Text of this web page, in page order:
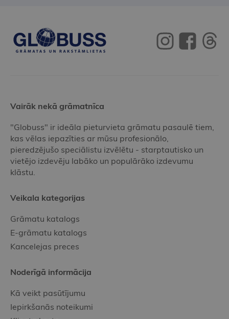
Vairāk nekā grāmatnīca
"Globuss" ir ideāla pieturvieta grāmatu pasaulē tiem,
kas vēlas iepazīties ar mūsu profesionālo,
pieredzējušo speciālistu izvēlētu - starptautisko un
vietējo izdevēju labāko un populārāko izdevumu
klāstu.
Veikala kategorijas
Grāmatu katalogs
E-grāmatu katalogs
Kancelejas preces
Noderīgā informācija
Kā veikt pasūtījumu
Iepirkšanās noteikumi